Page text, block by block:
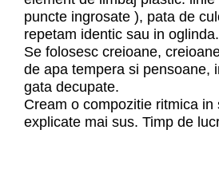
puncte ingrosate ), pata de
repetam identic sau in oglinda.
Se folosesc creioane,
de apa tempera si pensoane,
gata decupate.
Cream o compozitie ritmica in
explicate mai sus. Timp de